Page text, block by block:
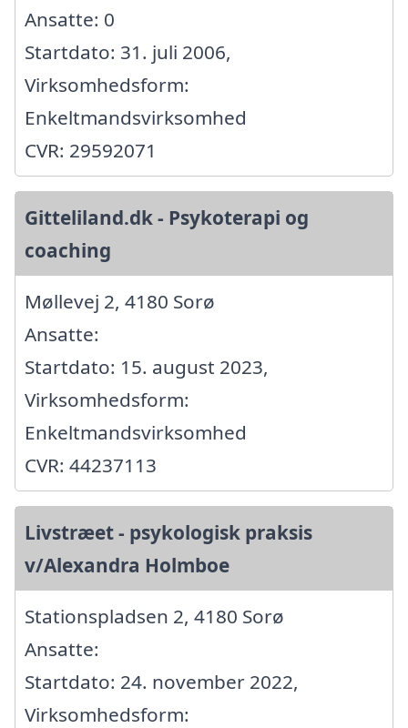
Ansatte: 0
Startdato: 31. juli 2006,
Virksomhedsform:
Enkeltmandsvirksomhed
CVR: 29592071
Gitteliland.dk - Psykoterapi og
coaching
Møllevej 2, 4180 Sorø
Ansatte:
Startdato: 15. august 2023,
Virksomhedsform:
Enkeltmandsvirksomhed
CVR: 44237113
Livstræet - psykologisk praksis
v/Alexandra Holmboe
Stationspladsen 2, 4180 Sorø
Ansatte:
Startdato: 24. november 2022,
Virksomhedsform: